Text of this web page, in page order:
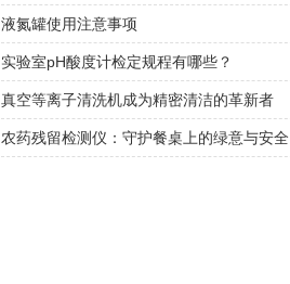
液氮罐使用注意事项
实验室pH酸度计检定规程有哪些？
真空等离子清洗机成为精密清洁的革新者
农药残留检测仪：守护餐桌上的绿意与安全